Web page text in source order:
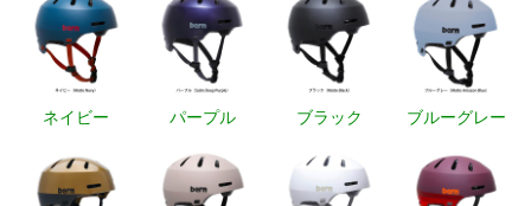
ネイビー パープル ブラック ブルーグレー